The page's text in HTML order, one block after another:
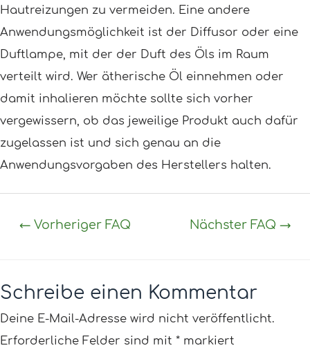
Hautreizungen zu vermeiden. Eine andere
Anwendungsmöglichkeit ist der Diffusor oder eine
Duftlampe, mit der der Duft des Öls im Raum
verteilt wird. Wer ätherische Öl einnehmen oder
damit inhalieren möchte sollte sich vorher
vergewissern, ob das jeweilige Produkt auch dafür
zugelassen ist und sich genau an die
Anwendungsvorgaben des Herstellers halten.
← Vorheriger FAQ Nächster FAQ →
Schreibe einen Kommentar
Deine E-Mail-Adresse wird nicht veröffentlicht.
Erforderliche Felder sind mit * markiert